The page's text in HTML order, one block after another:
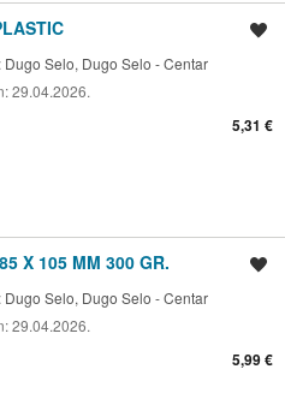
Dugo Selo, Dugo Selo - Centar
29.04.2026.
5,31 €
X 105 MM 300 GR.
Dugo Selo, Dugo Selo - Centar
29.04.2026.
5,99 €